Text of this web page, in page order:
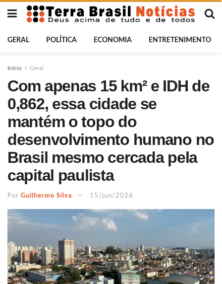
GERAL POLÍTICA ECONOMIA ENTRETENIMENTO
Início Geral
Com apenas 15 km² e IDH de
0,862, essa cidade se
mantém o topo do
desenvolvimento humano no
Brasil mesmo cercada pela
capital paulista
Por Guilherme Silva 15/jun/2026